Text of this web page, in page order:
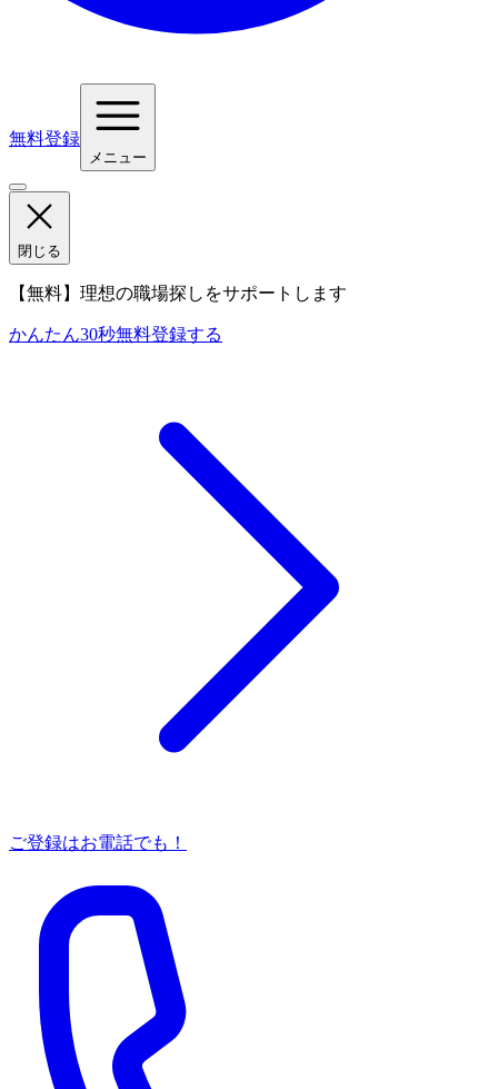
無料登録
メニュー
閉じる
【無料】理想の職場探しをサポートします
かんたん30秒無料登録する
ご登録はお電話でも！